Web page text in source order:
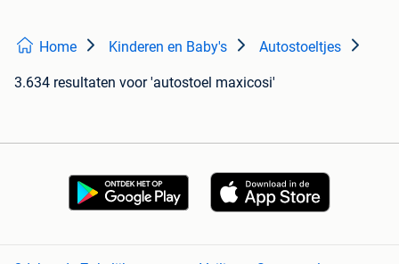
Home Kinderen en Baby's Autostoeltjes
3.634 resultaten voor 'autostoel maxicosi'